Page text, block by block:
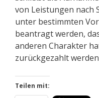
von Leistungen nach
unter bestimmten
beantragt werden,
anderen Charakter
zurückgezahlt
Teilen mit: